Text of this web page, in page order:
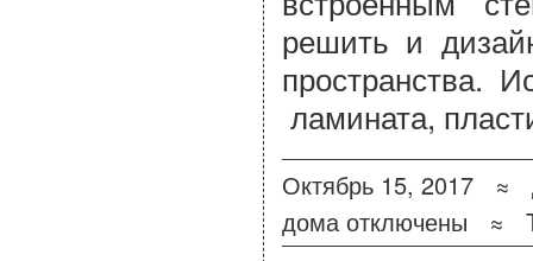
решить и
пространства.
ламината,
Октябрь 15, 2017 ≈
дома отключены ≈